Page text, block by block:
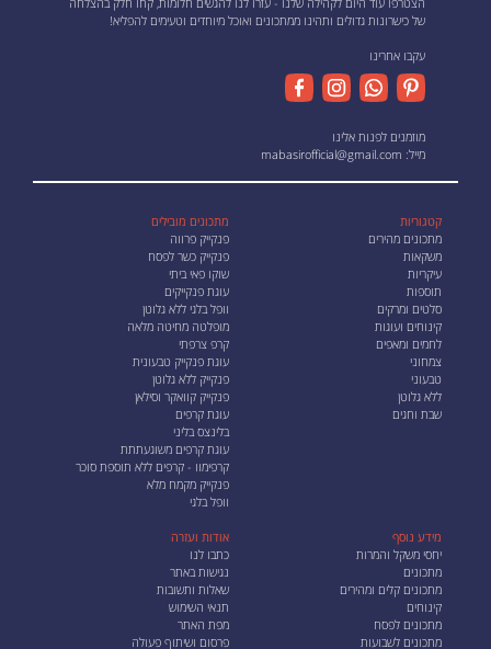
של כישרונות גדולים ותהינו ממתכונים ואוכל מיוחדים וטעימים להפליא!
עקבו אחרינו
מוזמנים לפנות אלינו
מייל: mabasirofficial@gmail.com
קטגוריות
מתכונים מהירים
משקאות
עיקריות
תוספות
סלטים ומרקים
קינוחים ועוגות
לחמים ומאפים
צמחוני
טבעוני
ללא גלוטן
שבת וחגים
מתכונים מובילים
פנקייק פרווה
פנקייק כשר לפסח
שוקו פאי ביתי
עוגת פנקייקים
וופל בלגי ללא גלוטן
מופלטה מחיטה מלאה
קרפ צרפתי
עוגת פנקייק טבעונית
פנקייק ללא גלוטן
פנקייק קוואקר וסילאן
עוגת קרפים
בלינצס בליני
עוגת קרפים משוגעתתת
קרפימוו - קרפים ללא תוספת סוכר
פנקייק מקמח מלא
וופל בלגי
מידע נוסף
יחסי משקל והמרות
מתכונים
מתכונים קלים ומהירים
קינוחים
מתכונים לפסח
מתכונים לשבועות
אודות ועזרה
כתבו לנו
נגישות באתר
שאלות ותשובות
תנאי השימוש
מפת האתר
פרסום ושיתוף פעולה